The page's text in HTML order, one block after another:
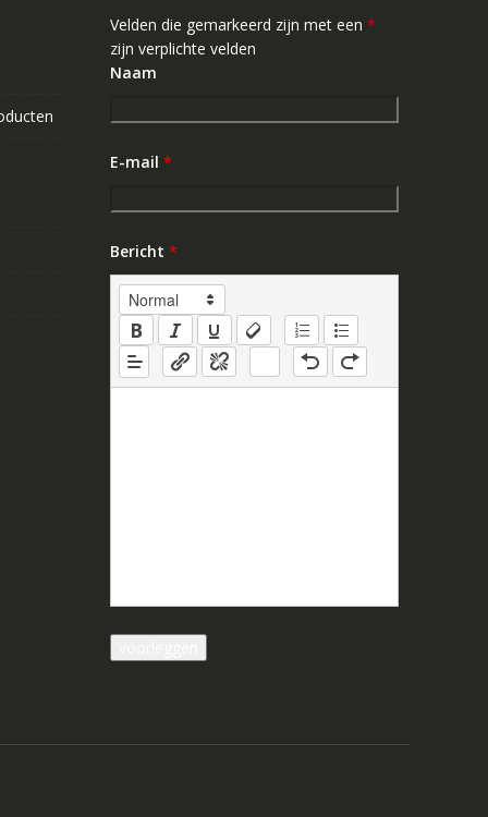
Velden die gemarkeerd zijn met een *
zijn verplichte velden
Naam
E-mail *
Bericht *